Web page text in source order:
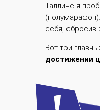
Таллине я
(полумарафон).
себя, сбросив
Вот три
достижении